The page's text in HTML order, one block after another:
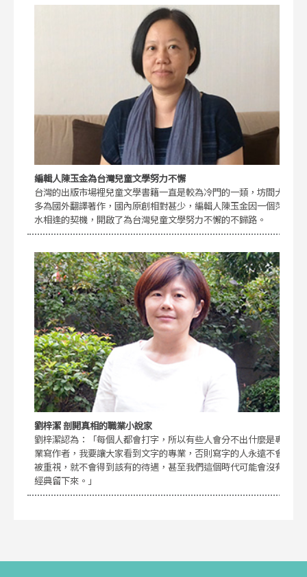
編輯人陳玉金為台灣兒童文學努力不懈
台灣的出版市場裡兒童文學書籍一直是較為冷門的一類，坊間大
多為國外翻譯著作，國內原創相對甚少，編輯人陳玉金因一個萍
水相逢的契機，開啟了為台灣兒童文學努力不懈的不歸路。
劉梓潔 剖開真相的職業小說家
劉梓潔認為：「每個人都會打字，所以有些人會分不出什麼是專
業寫作者，我要讓大家看到文字的專業，否則寫字的人永遠不會
被重視，就不會得到該有的待遇，甚至我們這個時代可能會沒有
經典留下來。」